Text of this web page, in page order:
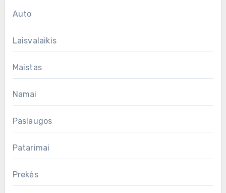
Auto
Laisvalaikis
Maistas
Namai
Paslaugos
Patarimai
Prekės